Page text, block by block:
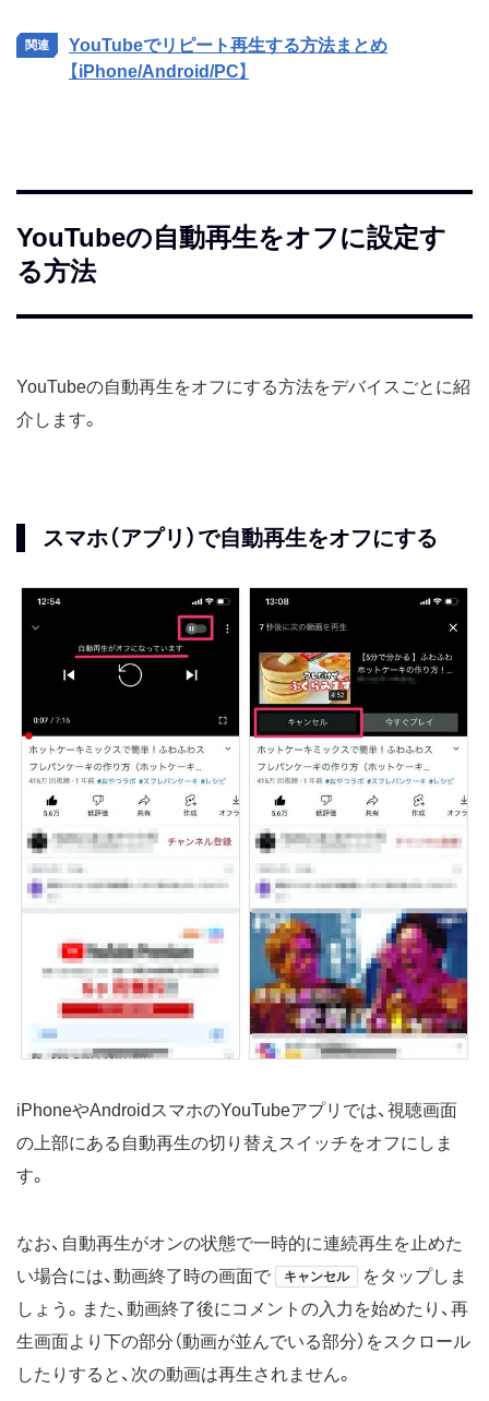
YouTubeでリピート再生する方法まとめ
【iPhone/Android/PC】
YouTubeの自動再生をオフに設定す
る方法
YouTubeの自動再生をオフにする方法をデバイスごとに紹
介します。
スマホ（アプリ）で自動再生をオフにする
iPhoneやAndroidスマホのYouTubeアプリでは、視聴画面
の上部にある自動再生の切り替えスイッチをオフにしま
す。
なお、自動再生がオンの状態で一時的に連続再生を止めた
い場合には、動画終了時の画面で
キャンセル
をタップしま
しょう。また、動画終了後にコメントの入力を始めたり、再
生画面より下の部分（動画が並んでいる部分）をスクロール
したりすると、次の動画は再生されません。